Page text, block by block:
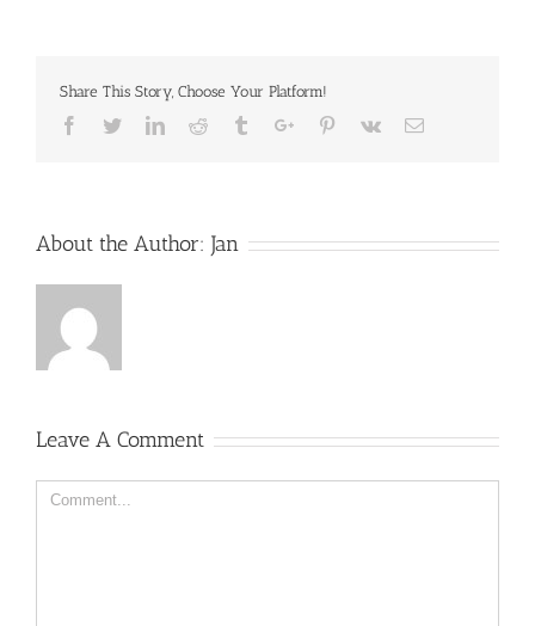
Share This Story, Choose Your Platform!
Facebook
TwitterLinkedinReddit TumblrGoogle+Pinterest
Vk Email
About the Author: Jan
Leave A Comment
Comment